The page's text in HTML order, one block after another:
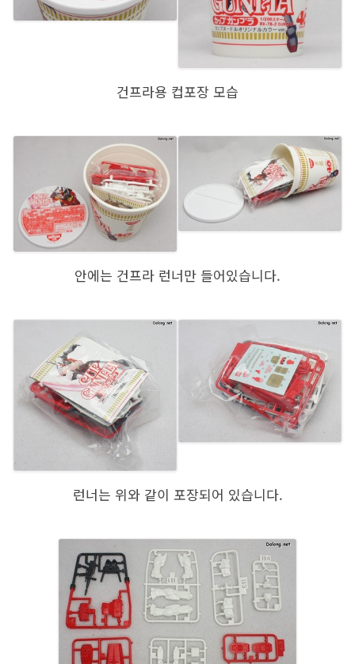
건프라용 컵포장 모습
안에는 건프라 런너만 들어있습니다.
런너는 위와 같이 포장되어 있습니다.